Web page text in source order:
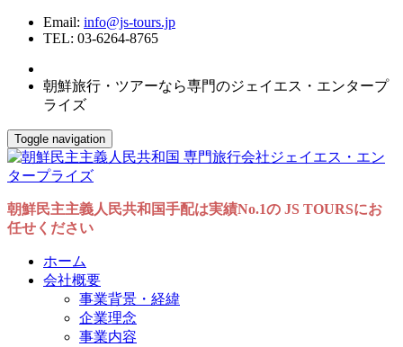
Email: info@js-tours.jp
TEL: 03-6264-8765
朝鮮旅行・ツアーなら専門のジェイエス・エンタープ
ライズ
Toggle navigation
朝鮮民主主義人民共和国手配は実績No.1の JS TOURSにお
任せください
ホーム
会社概要
事業背景・経緯
企業理念
事業内容